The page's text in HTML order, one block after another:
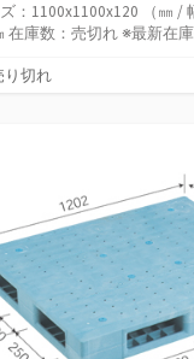
：1100x1100x120 （㎜ /
在庫数：売切れ ※最新在
り切れ